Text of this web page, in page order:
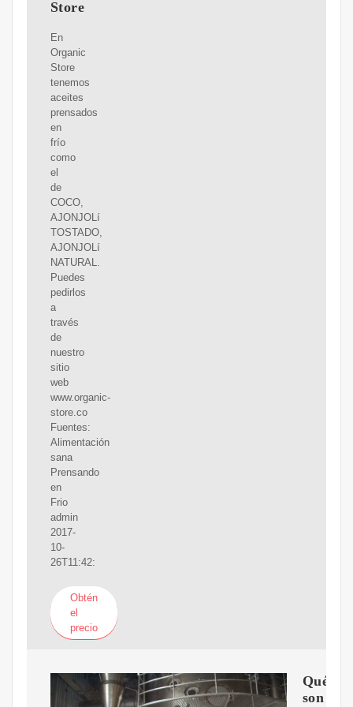
Store
En
Organic
Store
tenemos
aceites
prensados
en
frío
como
el
de
COCO,
AJONJOLí
TOSTADO,
AJONJOLí
NATURAL.
Puedes
pedirlos
a
través
de
nuestro
sitio
web
www.organic-
store.co
Fuentes:
Alimentación
sana
Prensando
en
Frio
admin
2017-
10-
26T11:42:
Obtén
el
precio
Qué
son